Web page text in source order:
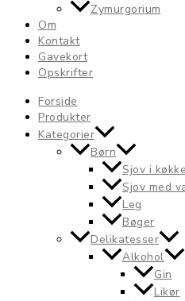
Zymurgorium
Om
Kontakt
Gavekort
Opskrifter
Forside
Produkter
Kategorier
Børn
Sjov i
Sjov med
Leg
Bøger
Delikatesser
Alkohol
Gin
Likør